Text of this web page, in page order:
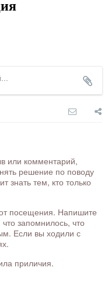
или комментарий,
решение по поводу
знать тем, кто только
посещения. Напишите
запомнилось, что
Если вы ходили с
приличия.